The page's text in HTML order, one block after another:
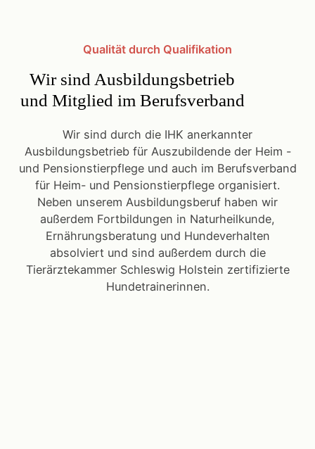
Qualität durch Qualifikation
Wir sind Ausbildungsbetrieb
und Mitglied im Berufsverband
Wir sind durch die IHK anerkannter
Ausbildungsbetrieb für Auszubildende der Heim -
und Pensionstierpflege und auch im Berufsverband
für Heim- und Pensionstierpflege organisiert.
Neben unserem Ausbildungsberuf haben wir
außerdem Fortbildungen in Naturheilkunde,
Ernährungsberatung und Hundeverhalten
absolviert und sind außerdem durch die
Tierärztekammer Schleswig Holstein zertifizierte
Hundetrainerinnen.